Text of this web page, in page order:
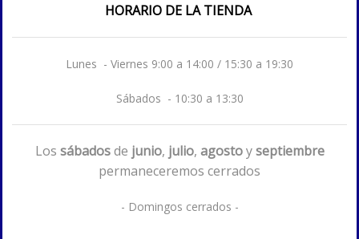
HORARIO DE LA TIENDA
Lunes - Viernes 9:00 a 14:00 / 15:30 a 19:30
Sábados - 10:30 a 13:30
Los sábadosde junio, julio, agostoyseptiembre
permaneceremos cerrados
- Domingos cerrados -